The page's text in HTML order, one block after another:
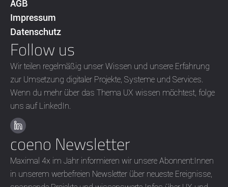
AGB
Impressum
Datenschutz
Follow us
Wir teilen regelmäßig unser Wissen und unsere Erfahrung
zur Umsetzung digitaler Projekte, Systeme und Services.
Wenn du mehr über das Thema UX wissen möchtest, folge
uns auf LinkedIn.
coeno Newsletter
Maximal 4x im Jahr informieren wir unsere Abonnent:Innen
in unserem werbefreien Newsletter über neueste Ereignisse,